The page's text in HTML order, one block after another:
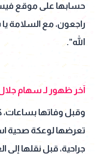
حسابها على موقع
راجعون، مع السلامة
الله".
آخر ظهور لـ سهام
وقبل وفاتها
تعرضها لوعكة صحية
جراحية، قبل نقلها إلى